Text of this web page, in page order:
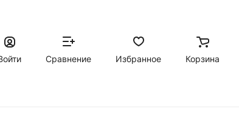
Сравнение Избранное Корзина